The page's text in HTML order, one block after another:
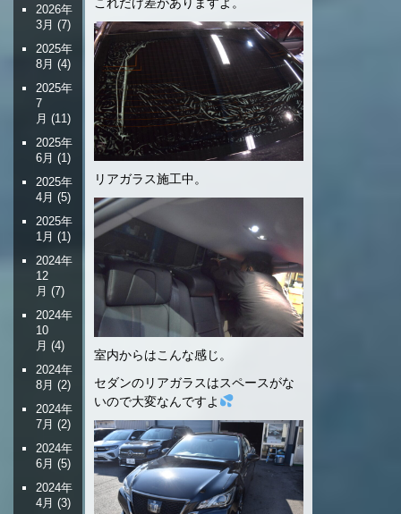
リアガラス施工中。
室内からはこんな感じ。
セダンのリアガラスはスペースがな
いので大変なんですよ
2026年
3月 (7)
2025年
8月 (4)
2025年
7
月 (11)
2025年
6月 (1)
2025年
4月 (5)
2025年
1月 (1)
2024年
12
月 (7)
2024年
10
月 (4)
2024年
8月 (2)
2024年
7月 (2)
2024年
6月 (5)
2024年
4月 (3)